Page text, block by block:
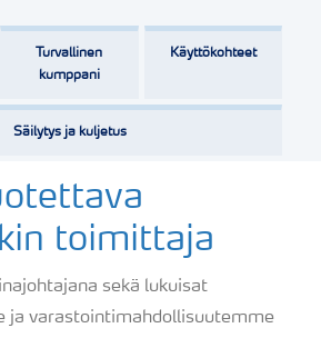
Turvallinen
kumppani
Käyttökohteet
Säilytys ja kuljetus
toimittaja
sekä lukuisat
ja varastointimahdollisuutemme